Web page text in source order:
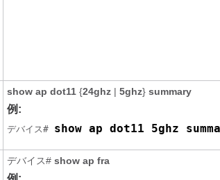
show ap dot11 {24ghz | 5ghz} summary
例:
デバイス# show ap dot11 5ghz
デバイス# show ap fra